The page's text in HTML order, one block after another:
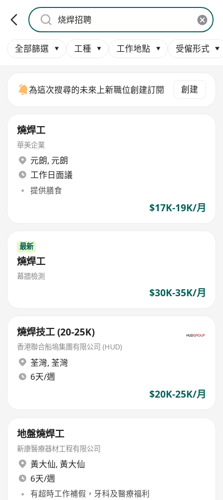
全部篩選 工種 工作地點 受僱形式
為這次搜尋的未來上新職位創建訂閱 創建
燒焊工
華美企業
元朗, 元朗
工作日面議
提供膳食
$17K-19K/月
最新
燒焊工
幕牆檢測
$30K-35K/月
燒焊技工 (20-25K)
香港聯合船塢集團有限公司 (HUD)
荃灣, 荃灣
6天/週
$20K-25K/月
地盤燒焊工
新康醫療器材工程有限公司
黃大仙, 黃大仙
6天/週
有超時工作補假，牙科及醫療福利